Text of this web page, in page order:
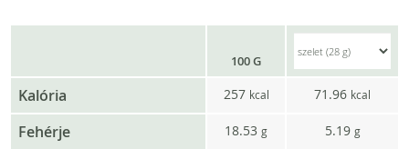
100 G
Kalória 257 kcal 71.96 kcal
Fehérje 18.53 g 5.19 g